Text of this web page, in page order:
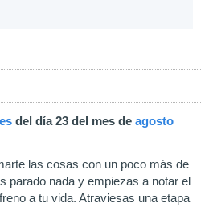
del día 23 del mes de agosto
las cosas con un poco más de
parado nada y empiezas a notar el
a tu vida. Atraviesas una etapa